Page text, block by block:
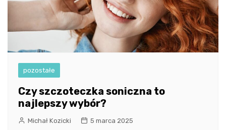
pozostałe
Czy szczoteczka soniczna to
najlepszy wybór?
Michał Kozicki 5 marca 2025